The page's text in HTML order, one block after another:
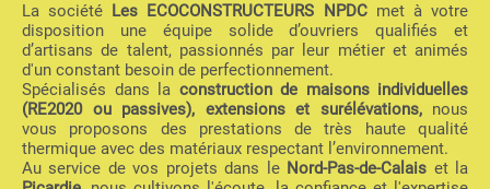
La société Les ECOCONSTRUCTEURS NPDCmet à votre
disposition une équipe solide d’ouvriers qualifiés et
d’artisans de talent, passionnés par leur métier et animés
d'un constant besoin de perfectionnement.
Spécialisés dans la construction de maisons individuelles
(RE2020 ou passives), extensions et surélévations,nous
vous proposons des prestations de très haute qualité
thermique avec des matériaux respectant l’environnement.
Au service de vos projets dans le Nord-Pas-de-Calais et la